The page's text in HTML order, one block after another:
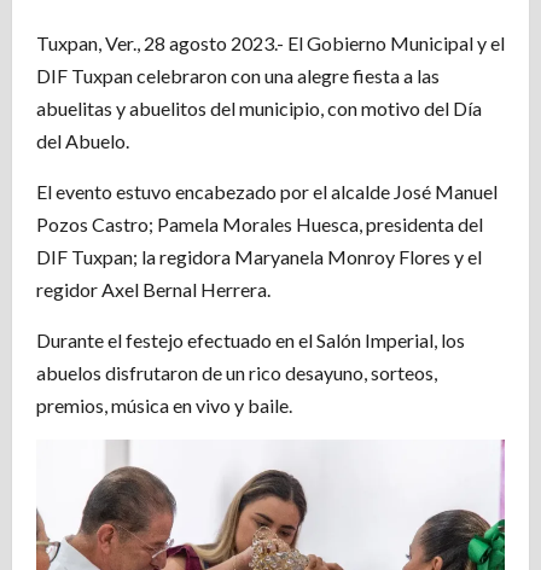
Tuxpan, Ver., 28 agosto 2023.- El Gobierno Municipal y el
DIF Tuxpan celebraron con una alegre fiesta a las
abuelitas y abuelitos del municipio, con motivo del Día
del Abuelo.
El evento estuvo encabezado por el alcalde José Manuel
Pozos Castro; Pamela Morales Huesca, presidenta del
DIF Tuxpan; la regidora Maryanela Monroy Flores y el
regidor Axel Bernal Herrera.
Durante el festejo efectuado en el Salón Imperial, los
abuelos disfrutaron de un rico desayuno, sorteos,
premios, música en vivo y baile.